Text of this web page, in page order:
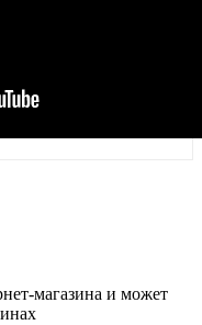
магазина и может